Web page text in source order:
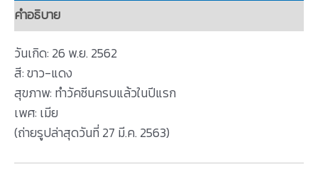
คำอธิบาย
วันเกิด: 26 พ.ย. 2562
สี: ขาว-แดง
สุขภาพ: ทำวัคซีนครบแล้วในปีแรก
เพศ: เมีย
(ถ่ายรูปล่าสุดวันที่ 27 มี.ค. 2563)